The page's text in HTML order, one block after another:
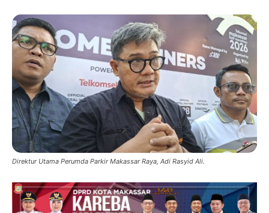
Direktur Utama Perumda Parkir Makassar Raya, Adi Rasyid Ali.